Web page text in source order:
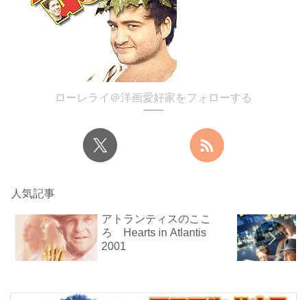
ローレライ＠洋画愛好家をフォローする
人気記事
アトランティスのここ
ろ Hearts in Atlantis
2001